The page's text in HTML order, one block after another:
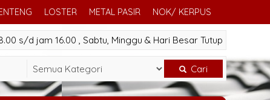
LOSTER METAL PASIR NOK/ KERPUS
s/d jam 16.00 , Sabtu, Minggu & Hari Besar Tutup
Cari